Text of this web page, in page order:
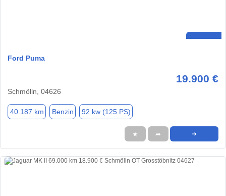
Ford Puma
19.900 €
Schmölln, 04626
40.187 km Benzin 92 kw (125 PS)
★ ➦ ➜